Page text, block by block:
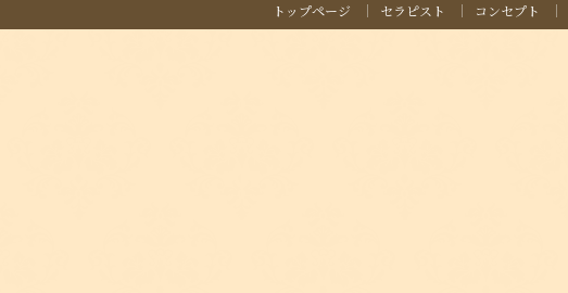
トップページ セラピスト コンセプト